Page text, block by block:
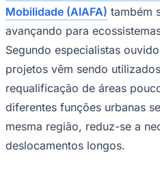
Mobilidade (AIAFA) também
avançando para
Segundo especialistas
projetos vêm sendo
requalificação de áreas
diferentes funções urbanas
mesma região, reduz-se a
deslocamentos longos.